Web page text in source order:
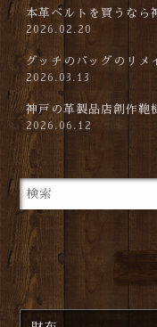
本革ベルトを買うなら
2026.02.20
グッチのバッグのリメ
2026.03.13
神戸の革製品店創作鞄
2026.06.12